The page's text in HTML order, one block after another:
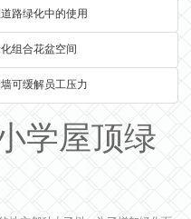
路绿化中的使用
组合花盆空间
可缓解员工压力
学屋顶绿